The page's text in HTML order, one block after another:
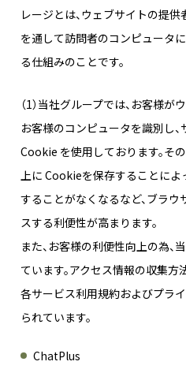
レージとは、ウェブサイトの提
を通して訪問者のコンピュータ
る仕組みのことです。
（1）当社グループでは、お客様
お客様のコンピュータを識別し
Cookie を使用しております。そ
上に Cookieを保存することによ
することがなくなるなど、ブラ
スする利便性が高まります。
また、お客様の利便性向上の為
ています。アクセス情報の収集方
各サービス利用規約およびプラ
られています。
ChatPlus